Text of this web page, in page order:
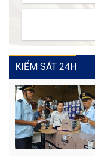
KIỂM SÁT 24H